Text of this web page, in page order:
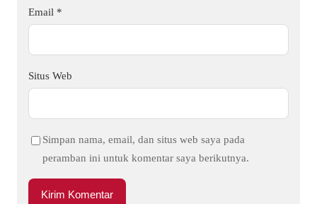
Email *
Situs Web
Simpan nama, email, dan situs web saya pada
peramban ini untuk komentar saya berikutnya.